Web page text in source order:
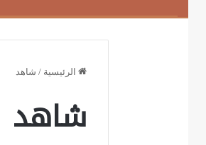
الرئيسية / شاهد
شاهد